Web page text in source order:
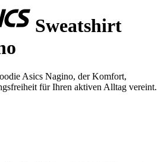
Sweatshirt
Asics Nagino, der Komfort,
für Ihren aktiven Alltag vereint.